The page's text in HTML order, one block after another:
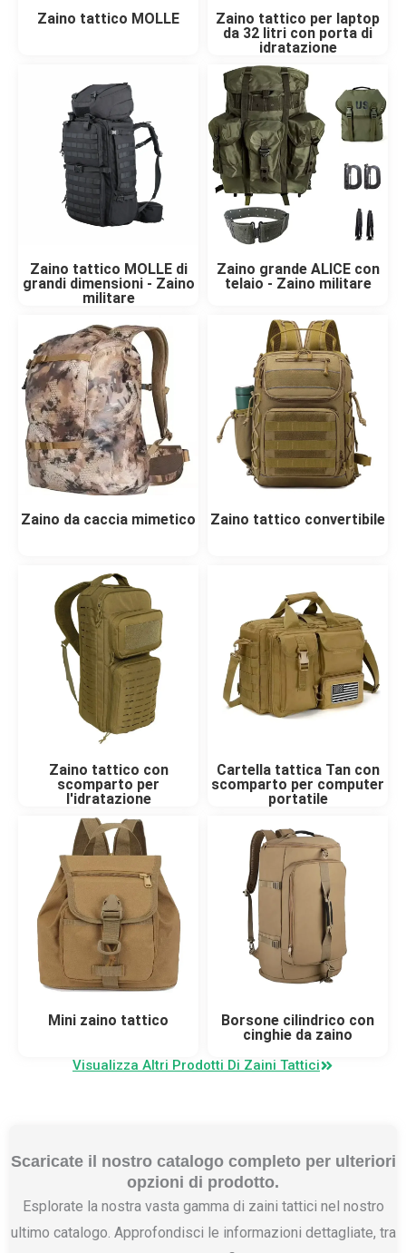
Zaino tattico MOLLE
Zaino tattico per laptop
da 32 litri con porta di
idratazione
Zaino tattico MOLLE di
grandi dimensioni - Zaino
militare
Zaino grande ALICE con
telaio - Zaino militare
Zaino da caccia mimetico Zaino tattico convertibile
Zaino tattico con
scomparto per
l'idratazione
Cartella tattica Tan con
scomparto per computer
portatile
Mini zaino tattico
Borsone cilindrico con
cinghie da zaino
Visualizza Altri Prodotti Di Zaini Tattici
Scaricate il nostro catalogo completo per ulteriori
opzioni di prodotto.
Esplorate la nostra vasta gamma di zaini tattici nel nostro
ultimo catalogo. Approfondisci le informazioni dettagliate, tra